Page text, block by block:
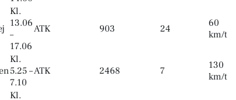
Kl.
13.06
–
17.06
ATK 903 24
60
km/t
Kl.
5.25 –
7.10
ATK 2468 7
130
km/t
Kl.